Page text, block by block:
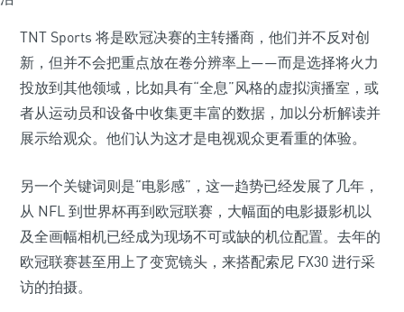
TNT Sports 将是欧冠决赛的主转播商，他们并不反对创
新，但并不会把重点放在卷分辨率上——而是选择将火力
投放到其他领域，比如具有“全息”风格的虚拟演播室，或
者从运动员和设备中收集更丰富的数据，加以分析解读并
展示给观众。他们认为这才是电视观众更看重的体验。
另一个关键词则是“电影感”，这一趋势已经发展了几年，
从 NFL 到世界杯再到欧冠联赛，大幅面的电影摄影机以
及全画幅相机已经成为现场不可或缺的机位配置。去年的
欧冠联赛甚至用上了变宽镜头，来搭配索尼 FX30 进行采
访的拍摄。